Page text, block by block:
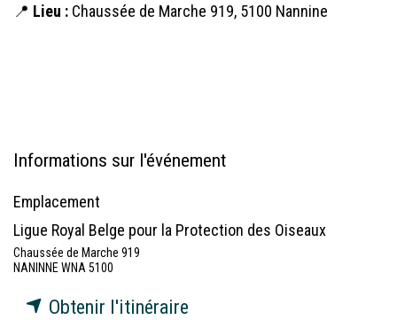
📍 Lieu : Chaussée de Marche 919, 5100 Nannine
Informations sur l'événement
Emplacement
Ligue Royal Belge pour la Protection des Oiseaux
Chaussée de Marche 919
NANINNE WNA 5100
Obtenir l'itinéraire